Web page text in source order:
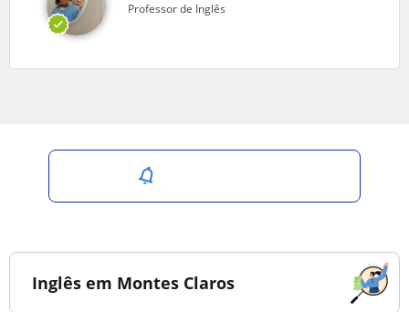
Professor de Inglês
Inglês em Montes Claros